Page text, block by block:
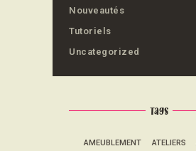
Nouveautés
Tutoriels
Uncategorized
Tags
AMEUBLEMENT ATELIERS